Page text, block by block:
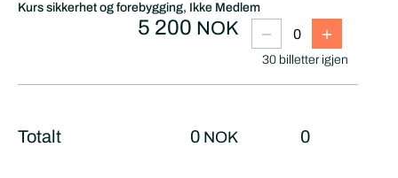
Kurs sikkerhet og forebygging, Ikke Medlem
5 200 NOK
30 billetter igjen
Totalt 0 NOK 0